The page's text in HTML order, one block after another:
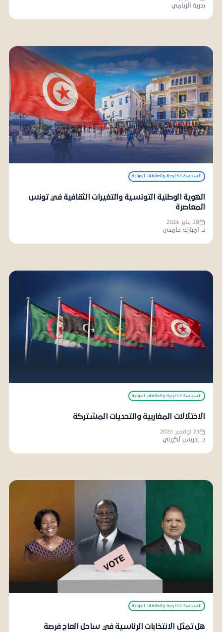
بدرية الريامي
السياسة الخارجية والعلاقات الدولية
الهوية الوطنية التونسية والتغيرات الثقافية في تونس
المعاصرة
28 يناير 2026
د. امبارك حامدي
السياسة الخارجية والعلاقات الدولية
الاختلالات المغاربية والتحديات المشتركة
23 نوفمبر 2025
د. إدريس لكريني
السياسة الخارجية والعلاقات الدولية
هل تمثل الانتخابات الرئاسية في ساحل العاج فرصة